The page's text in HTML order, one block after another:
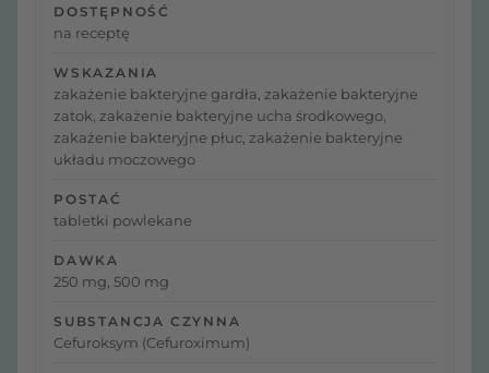
DOSTĘPNOŚĆ
na receptę
WSKAZANIA
zakażenie bakteryjne gardła, zakażenie bakteryjne
zatok, zakażenie bakteryjne ucha środkowego,
zakażenie bakteryjne płuc, zakażenie bakteryjne
układu moczowego
POSTAĆ
tabletki powlekane
DAWKA
250 mg, 500 mg
SUBSTANCJA CZYNNA
Cefuroksym (Cefuroximum)